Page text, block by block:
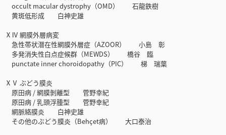
occult macular dystrophy（OMD） 石龍鉄樹
黄斑低形成 白神史雄
ⅩⅣ 網膜外層病変
急性帯状潜在性網膜外層症（AZOOR） 小島 彰
多発消失性白点症候群（MEWDS） 橋谷 臨
punctate inner choroidopathy（PIC） 梯 瑞葉
ⅩⅤ ぶどう膜炎
原田病 / 網膜剝離型 菅野幸紀
原田病 / 乳頭浮腫型 菅野幸紀
網脈絡膜炎 白神史雄
その他のぶどう膜炎（Behçet病） 大口泰治